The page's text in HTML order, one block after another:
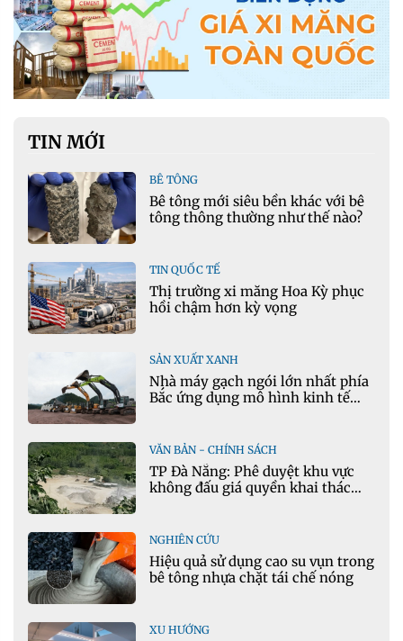
TIN MỚI
BÊ TÔNG
Bê tông mới siêu bền khác với bê
tông thông thường như thế nào?
TIN QUỐC TẾ
Thị trường xi măng Hoa Kỳ phục
hồi chậm hơn kỳ vọng
SẢN XUẤT XANH
Nhà máy gạch ngói lớn nhất phía
Bắc ứng dụng mô hình kinh tế
VĂN BẢN - CHÍNH SÁCH
TP Đà Nẵng: Phê duyệt khu vực
không đấu giá quyền khai thác
NGHIÊN CỨU
Hiệu quả sử dụng cao su vụn trong
bê tông nhựa chặt tái chế nóng
XU HƯỚNG